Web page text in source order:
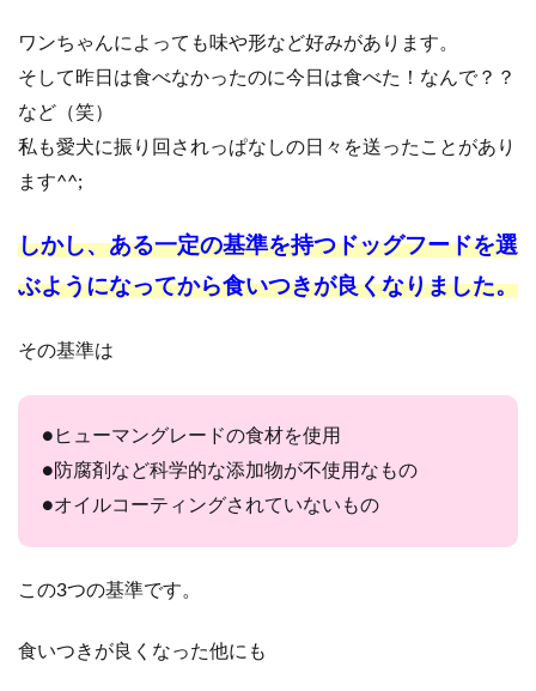
ワンちゃんによっても味や形など好みがあります。
そして昨日は食べなかったのに今日は食べた！なんで？？
など（笑）
私も愛犬に振り回されっぱなしの日々を送ったことがあり
ます^^;
しかし、ある一定の基準を持つドッグフードを選
ぶようになってから食いつきが良くなりました。
その基準は
●ヒューマングレードの食材を使用
●防腐剤など科学的な添加物が不使用なもの
●オイルコーティングされていないもの
この3つの基準です。
食いつきが良くなった他にも